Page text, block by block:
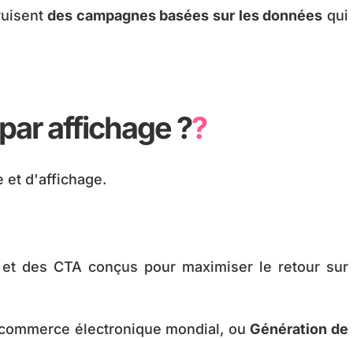
des campagnes basées sur les données qui
affichage ??
et d'affichage.
des CTA conçus pour maximiser le retour sur
électronique mondial, ouGénération de